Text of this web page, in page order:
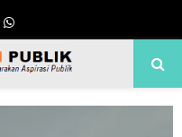
Whatsapp